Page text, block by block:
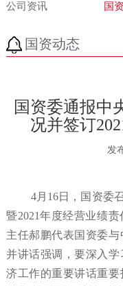
公司资讯 国
国资动态
国资委通报中
况并签订
发
4月16日，国资委
暨2021年度经营业绩
主任郝鹏代表国资委
并讲话强调，要深入
济工作的重要讲话重